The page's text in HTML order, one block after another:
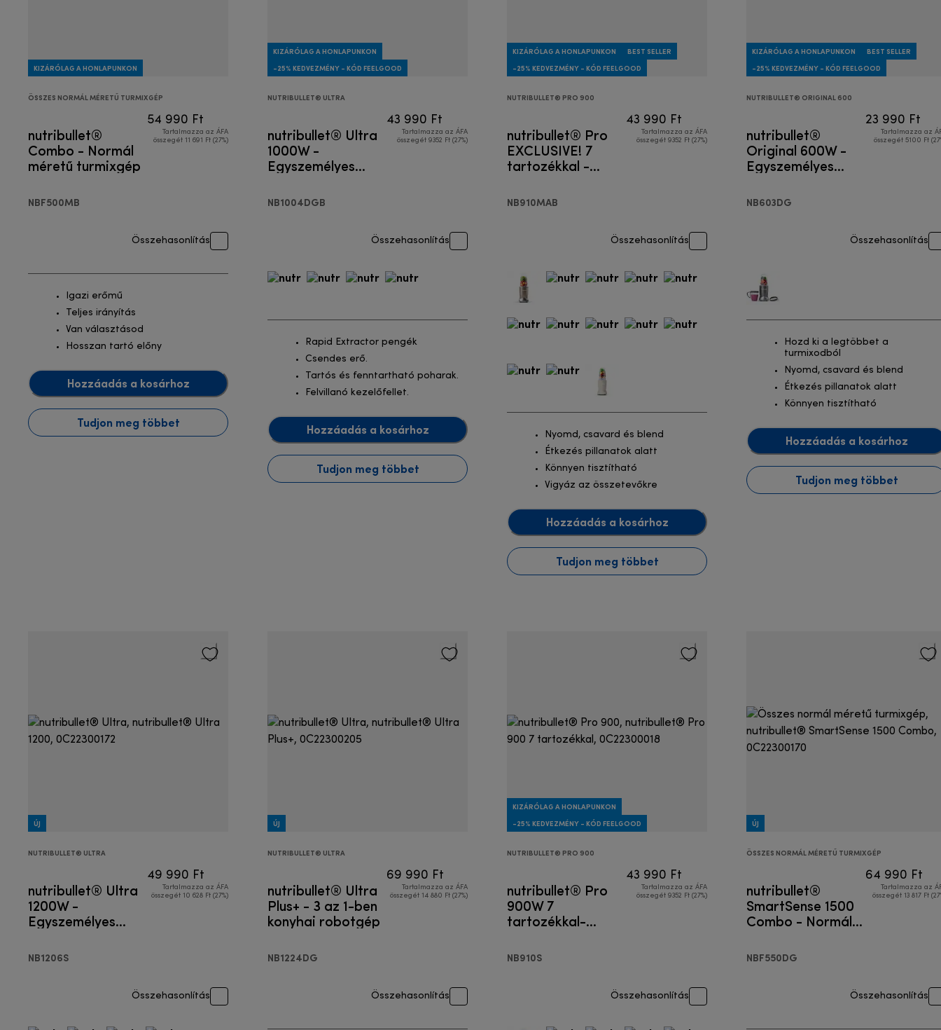
KIZÁRÓLAG A HONLAPUNKON
ÖSSZES NORMÁL MÉRETŰ TURMIXGÉP
nutribullet®
Combo - Normál
méretű turmixgép
NBF500MB
54 990 Ft
Tartalmazza az ÁFA
összegét 11 691 Ft (27%)
Összehasonlítás
Igazi erőmű
Teljes irányítás
Van választásod
Hosszan tartó előny
Hozzáadás a kosárhoz
Tudjon meg többet
KIZÁRÓLAG A HONLAPUNKON
-25% KEDVEZMÉNY - KÓD FEELGOOD
NUTRIBULLET® ULTRA
nutribullet® Ultra
1000W -
Egyszemélyes
NB1004DGB
43 990 Ft
Tartalmazza az ÁFA
összegét 9352 Ft (27%)
Összehasonlítás
Rapid Extractor pengék
Csendes erő.
Tartós és fenntartható poharak.
Felvillanó kezelőfellet.
Hozzáadás a kosárhoz
Tudjon meg többet
KIZÁRÓLAG A HONLAPUNKON
BEST SELLER
-25% KEDVEZMÉNY - KÓD FEELGOOD
NUTRIBULLET® PRO 900
nutribullet® Pro
EXCLUSIVE! 7
tartozékkal -
turmixgép
NB910MAB
43 990 Ft
Tartalmazza az ÁFA
összegét 9352 Ft (27%)
Összehasonlítás
Nyomd, csavard és blend
Étkezés pillanatok alatt
Könnyen tisztítható
Vigyáz az összetevőkre
Hozzáadás a kosárhoz
Tudjon meg többet
KIZÁRÓLAG A HONLAPUNKON
BEST SELLER
-25% KEDVEZMÉNY - KÓD FEELGOOD
NUTRIBULLET® ORIGINAL 600
nutribullet®
Original 600W -
Egyszemélyes
NB603DG
23 990 Ft
Tartalmazza az
összegét 5100 Ft
Összehasonlítás
Hozd ki a legtöbbet a
turmixodból
Nyomd, csavard és blend
Étkezés pillanatok alatt
Könnyen tisztítható
Hozzáadás a kosárhoz
Tudjon meg többet
ÚJ
NUTRIBULLET® ULTRA
nutribullet® Ultra
1200W -
Egyszemélyes
NB1206S
49 990 Ft
Tartalmazza az ÁFA
összegét 10 628 Ft (27%)
Összehasonlítás
ÚJ
NUTRIBULLET® ULTRA
nutribullet® Ultra
Plus+ - 3 az 1-ben
konyhai robotgép
NB1224DG
69 990 Ft
Tartalmazza az ÁFA
összegét 14 880 Ft (27%)
Összehasonlítás
KIZÁRÓLAG A HONLAPUNKON
-25% KEDVEZMÉNY - KÓD FEELGOOD
NUTRIBULLET® PRO 900
nutribullet® Pro
900W 7
tartozékkal-
turmixgép
NB910S
43 990 Ft
Tartalmazza az ÁFA
összegét 9352 Ft (27%)
Összehasonlítás
ÚJ
ÖSSZES NORMÁL MÉRETŰ TURMIXGÉP
nutribullet®
SmartSense 1500
Combo - Normál
NBF550DG
64 990 Ft
Tartalmazza az
összegét 13 817 Ft
Összehasonlítás